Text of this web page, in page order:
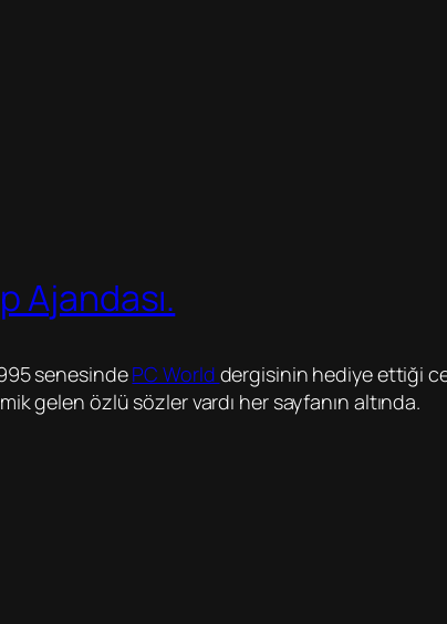
Ajandası.
senesindePC World dergisinin hediye ettiği
gelen özlü sözler vardı her sayfanın altında.